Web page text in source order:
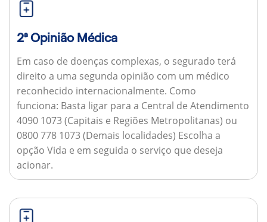
2ª Opinião Médica
Em caso de doenças complexas, o segurado terá
direito a uma segunda opinião com um médico
reconhecido internacionalmente. Como
funciona: Basta ligar para a Central de Atendimento
4090 1073 (Capitais e Regiões Metropolitanas) ou
0800 778 1073 (Demais localidades) Escolha a
opção Vida e em seguida o serviço que deseja
acionar.